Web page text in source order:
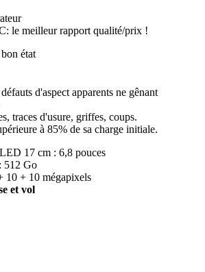
le meilleur rapport qualité/prix !
état
d'aspect apparents ne gênant
traces d'usure, griffes, coups.
à 85% de sa charge initiale.
17 cm : 6,8 pouces
512 Go
10 + 10 mégapixels
et vol